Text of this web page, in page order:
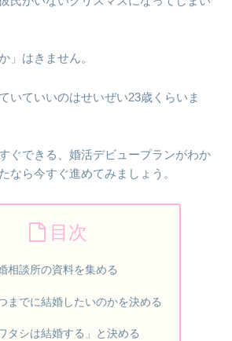
」はきません。
いていいのはせいぜい23歳くらいま
ぐできる、婚活デビュープランがわか
なら今すぐ進めてみましょう。
目次
相談所の資料を集める
までに結婚したいのかを決める
ワタシは結婚する」と決める